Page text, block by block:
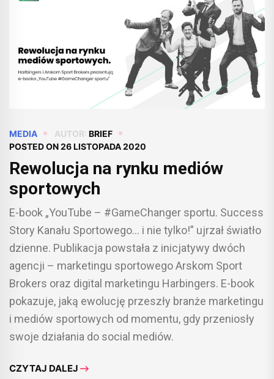
MEDIA AUTOR: BRIEF
POSTED ON26 LISTOPADA 2020
Rewolucja na rynku mediów
sportowych
E-book „YouTube – #GameChanger sportu. Success
Story Kanału Sportowego… i nie tylko!” ujrzał światło
dzienne. Publikacja powstała z inicjatywy dwóch
agencji – marketingu sportowego Arskom Sport
Brokers oraz digital marketingu Harbingers. E-book
pokazuje, jaką ewolucję przeszły branże marketingu
i mediów sportowych od momentu, gdy przeniosły
swoje działania do social mediów.
CZYTAJ DALEJ